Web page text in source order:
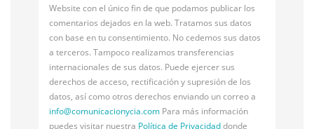
Website con el único fin de que podamos publicar los
comentarios dejados en la web. Tratamos sus datos
con base en tu consentimiento. No cedemos sus datos
a terceros. Tampoco realizamos transferencias
internacionales de sus datos. Puede ejercer sus
derechos de acceso, rectificación y supresión de los
datos, así como otros derechos enviando un correo a
info@comunicacionycia.com Para más información
puedes visitar nuestra Política de Privacidaddonde